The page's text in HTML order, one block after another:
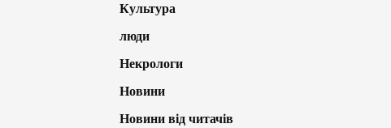
Культура
люди
Некрологи
Новини
Новини від читачів